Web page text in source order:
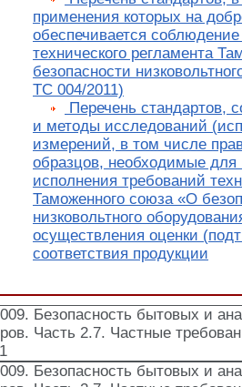
применения которых на
обеспечивается
технического регламента
безопасности
ТС 004/2011)
Перечень стандартов,
и методы исследований
измерений, в том числе
образцов, необходимые
исполнения требований
Таможенного союза «О
низковольтного
осуществления оценки
соответствия продукции